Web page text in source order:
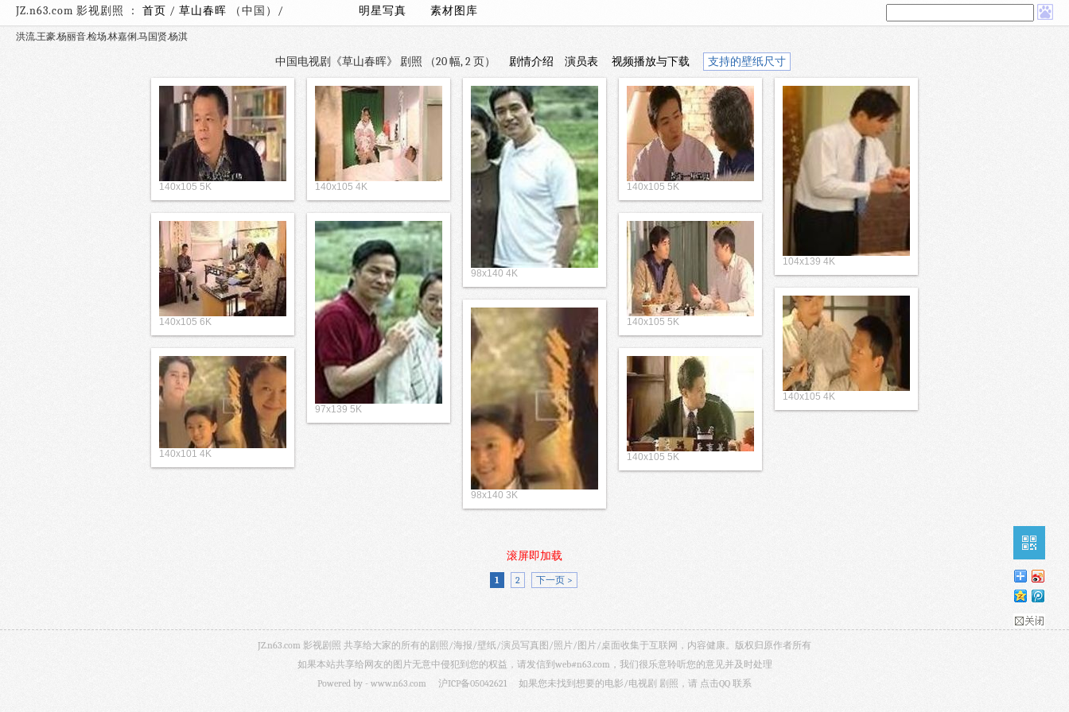
JZ.n63.com 影视剧照 ： 首页 / 草山春晖 （中国）/ 明星写真 素材图库
洪流.王豪.杨丽音.检场.林嘉俐.马国贤.杨淇
中国电视剧《草山春晖》 剧照 （20 幅, 2 页） 剧情介绍 演员表 视频播放与下载 支持的壁纸尺寸
140x105 5K 140x105 4K
98x140 4K
140x105 5K
104x139 4K
140x105 6K
97x139 5K
140x105 5K
140x105 4K
98x140 3K
140x101 4K 140x105 5K
滚屏即加载
1 2 下一页 >
JZ.n63.com 影视剧照 共享给大家的所有的剧照/海报/壁纸/演员写真图/照片/图片/桌面收集于互联网，内容健康。版权归原作者所有
如果本站共享给网友的图片无意中侵犯到您的权益，请发信到web#n63.com，我们很乐意聆听您的意见并及时处理
Powered by - www.n63.com 沪ICP备05042621 如果您未找到想要的电影/电视剧 剧照，请 点击QQ 联系